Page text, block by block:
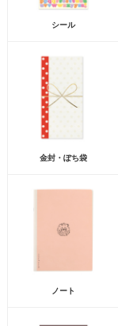
シール
金封・ぽち袋
ノート